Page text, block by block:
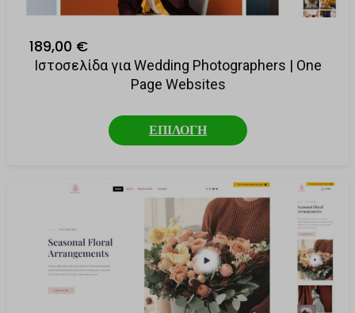
189,00 €
Ιστοσελίδα για Wedding Photographers | One
Page Websites
ΕΠΙΛΟΓΗ